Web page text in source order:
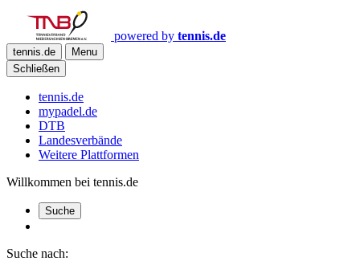
powered by tennis.de
tennis.de
Menu
Schließen
tennis.de
mypadel.de
DTB
Landesverbände
Weitere Plattformen
Willkommen bei tennis.de
Suche
Suche nach: